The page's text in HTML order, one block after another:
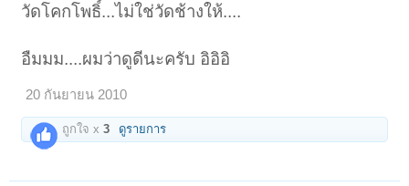
วัดโคกโพธิ์...ไม่ใช่วัดช้างให้....
อืมมม....ผมว่าดูดีนะครับ อิอิอิ
20 กันยายน 2010
ถูกใจ x3 ดูรายการ